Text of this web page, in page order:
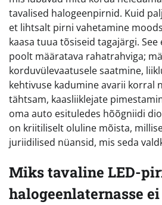
tavalised halogeenpirnid. Kuid
et lihtsalt pirni vahetamine
kaasa tuua tõsiseid tagajärgi.
poolt määratava rahatrahviga;
korduvülevaatusele saatmine,
kehtivuse kadumine avarii korral
tähtsam, kaasliiklejate
oma auto esituledes hõõgniidi
on kriitiliselt oluline mõista,
juriidilised nüansid, mis seda
Miks tavaline LED-
halogeenlaternasse